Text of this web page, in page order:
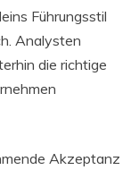
Führungsstil
Analysten
die richtige
Akzeptanz